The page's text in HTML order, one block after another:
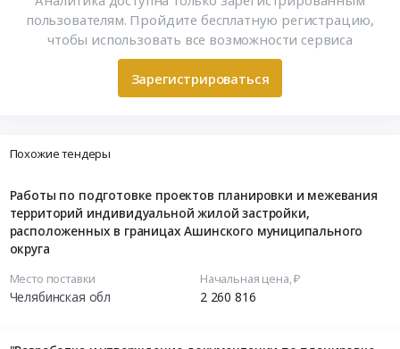
пользователям. Пройдите бесплатную регистрацию,
чтобы использовать все возможности сервиса
Зарегистрироваться
Похожие тендеры
Работы по подготовке проектов планировки и межевания
территорий индивидуальной жилой застройки,
расположенных в границах Ашинского муниципального
округа
Место поставки
Челябинская обл
Начальная цена, ₽
2 260 816